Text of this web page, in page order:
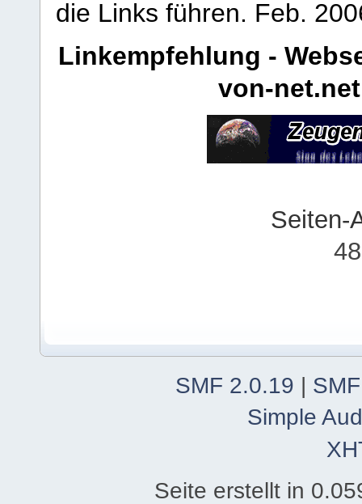
die Links führen. Feb.
Linkempfehlung -
von-net.net
Seiten-
SMF 2.0.19
Simple
Seite erstellt in